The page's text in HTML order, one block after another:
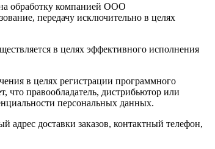
обработку компанией ООО
передачу исключительно в целях
в целях эффективного исполнения
в целях регистрации программного
правообладатель, дистрибьютор или
персональных данных.
доставки заказов, контактный телефон,